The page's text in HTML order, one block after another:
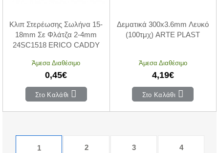
Κλιπ Στερέωσης Σωλήνα 15-
18mm Σε Φλάτζα 2-4mm
24SC1518 ERICO CADDY
Άμεσα Διαθέσιμο
0,45€
Στο Καλάθι
Δεματικά 300x3.6mm Λευκό
(100τμχ) ARTE PLAST
Άμεσα Διαθέσιμο
4,19€
Στο Καλάθι
1 2 3 4